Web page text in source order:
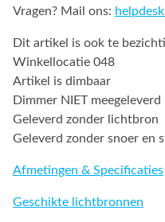
Vragen? Mail ons:
Dit artikel is ook te
Winkellocatie 048
Artikel is dimbaar
Dimmer NIET meegeleverd
Geleverd zonder lichtbron
Geleverd zonder snoer en
Afmetingen & Specificaties
Geschikte lichtbronnen